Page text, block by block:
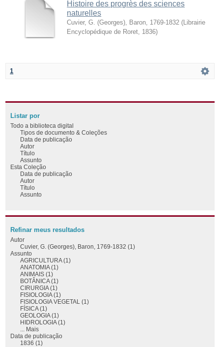
Histoire des progrès des sciences
naturelles
Cuvier, G. (Georges), Baron, 1769-1832 ( Librairie
Encyclopédique de Roret 1836)
1
Listar por
Todo a biblioteca digital
Tipos de documento & Coleções
Data de publicação
Autor
Título
Assunto
Esta Coleção
Data de publicação
Autor
Título
Assunto
Refinar meus resultados
Autor
Cuvier, G. (Georges), Baron, 1769-1832 (1)
Assunto
AGRICULTURA (1)
ANATOMIA (1)
ANIMAIS (1)
BOTÂNICA (1)
CIRURGIA (1)
FISIOLOGIA (1)
FISIOLOGIA VEGETAL (1)
FÍSICA (1)
GEOLOGIA (1)
HIDROLOGIA (1)
... Mais
Data de publicação
1836 (1)